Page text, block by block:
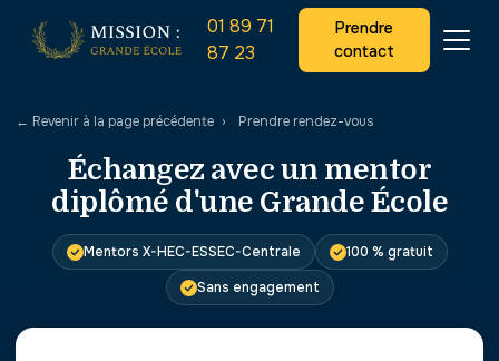
01 89 71
87 23
Prendre
contact
← Revenir à la page précédente › Prendre rendez-vous
Échangez avec un mentor
diplômé d'une Grande École
Mentors X-HEC-ESSEC-Centrale
100 % gratuit
Sans engagement